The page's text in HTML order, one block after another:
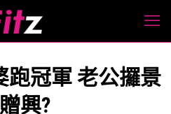
跑冠軍 老公攞景
興?